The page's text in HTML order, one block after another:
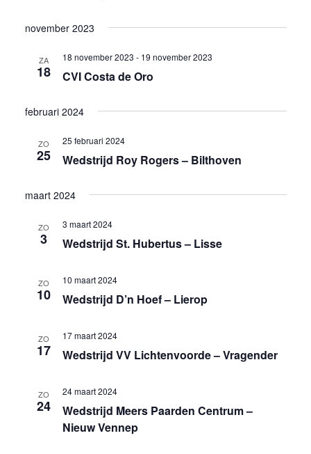
november 2023
ZA
18 CVI Costa de Oro
18 november 2023 - 19 november 2023
februari 2024
ZO
25 Wedstrijd Roy Rogers – Bilthoven
25 februari 2024
maart 2024
ZO
3 Wedstrijd St. Hubertus – Lisse
3 maart 2024
ZO
10 Wedstrijd D’n Hoef – Lierop
10 maart 2024
ZO
17 Wedstrijd VV Lichtenvoorde – Vragender
17 maart 2024
ZO
24
Wedstrijd Meers Paarden Centrum –
Nieuw Vennep
24 maart 2024